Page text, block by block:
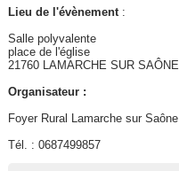
Lieu de l'évènement:
Salle polyvalente
place de l'église
21760 LAMARCHE SUR SAÔNE
Organisateur :
Foyer Rural Lamarche sur Saône
Tél. : 0687499857